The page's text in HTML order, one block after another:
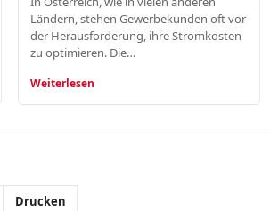
Ländern, stehen Gewerbekunden oft vor
der Herausforderung, ihre Stromkosten
zu optimieren. Die…
Weiterlesen
Drucken